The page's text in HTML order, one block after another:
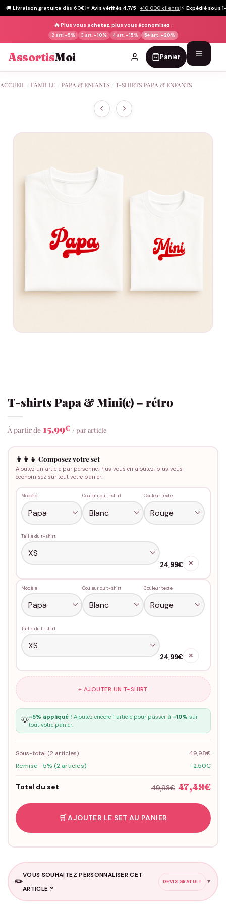
🚚 Livraison gratuite dès 60€|⭐ Avis vérifiés 4,7/5 · +10 000 clients|⚡ Expédié sous
🔥Plus vous achetez, plus vous économisez :
2 art. -5% 3 art. -10% 4 art. -15% 5+ art. -20%
AssortisMoi Panier
au
ACCUEIL FAMILLE PAPA & ENFANTS T-SHIRTS PAPA & ENFANTS
T-shirts Papa & Mini(e) – rétro
À partir de 15,99€ / par article
👨‍👩‍👧 Composez votre set
Ajoutez un article par personne. Plus vous en ajoutez, plus vous
économisez sur tout votre panier.
Modèle Couleur du t-shirt Couleur texte
Taille du t-shirt
24,99€ ✕
Modèle Couleur du t-shirt Couleur texte
Taille du t-shirt
24,99€ ✕
+ AJOUTER UN T-SHIRT
💡-5% appliqué ! Ajoutez encore 1 article pour passer à -10% sur
tout votre panier.
Sous-total (2articles)
49,98€
Remise -5% (2 articles)
-2,50€
Total du set 49,98€ 47,48€
🛒 AJOUTER LE SET AU PANIER
✏️
VOUS SOUHAITEZ PERSONNALISER CET
ARTICLE ?
DEVIS GRATUIT ▼